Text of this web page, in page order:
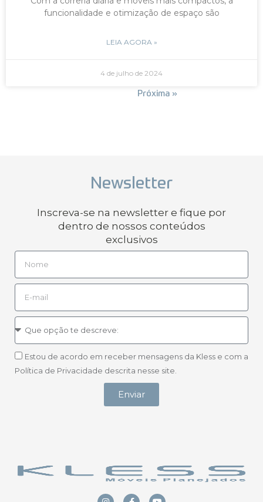
funcionalidade e otimização de espaço são
LEIA AGORA »
4 de julho de 2024
Próxima »
Newsletter
Inscreva-se na newsletter e fique por
dentro de nossos conteúdos
exclusivos
Estou de acordo em receber mensagens da Kless e com a
Política de Privacidade descrita nesse site.
Enviar